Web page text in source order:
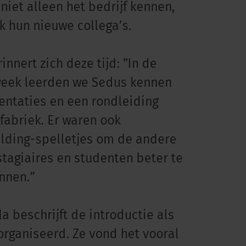
niet alleen het bedrijf kennen,
hun nieuwe collega’s.
zich deze tijd: ”In de
leerden we Sedus kennen
en een rondleiding
Er waren ook
spelletjes om de andere
en studenten beter te
beschrijft de introductie als
Ze vond het vooral